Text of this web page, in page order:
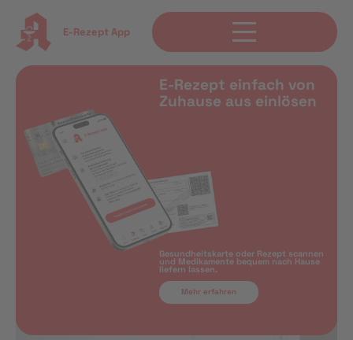
E-Rezept App
E-Rezept einfach von
Zuhause aus einlösen
Gesundheitskarte oder Rezept scannen
und Medikamente bequem nach Hause
liefern lassen.
Mehr erfahren